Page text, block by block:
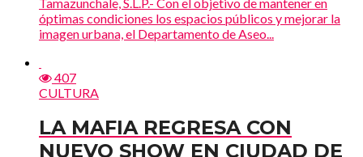
óptimas condiciones los espacios públicos y mejorar la
imagen urbana, el Departamento de Aseo...
407
CULTURA
LA MAFIA REGRESA CON
NUEVO SHOW EN CIUDAD DE